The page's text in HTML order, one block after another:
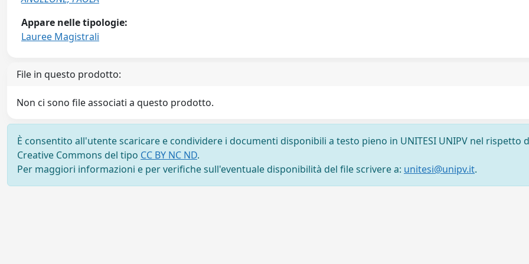
Appare nelle tipologie:
Lauree Magistrali
File in questo prodotto:
Non ci sono file associati a questo prodotto.
È consentito all'utente scaricare e condividere i documenti disponibili a testo pieno in UNITESI UNIPV nel rispetto
Creative Commons del tipo CC BY NC ND.
Per maggiori informazioni e per verifiche sull'eventuale disponibilità del file scrivere a: unitesi@unipv.it.